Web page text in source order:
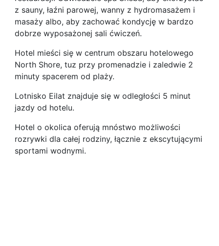
z sauny, łaźni parowej, wanny z hydromasażem i
masaży albo, aby zachować kondycję w bardzo
dobrze wyposażonej sali ćwiczeń.
Hotel mieści się w centrum obszaru hotelowego
North Shore, tuz przy promenadzie i zaledwie 2
minuty spacerem od plaży.
Lotnisko Eilat znajduje się w odległości 5 minut
jazdy od hotelu.
Hotel o okolica oferują mnóstwo możliwości
rozrywki dla całej rodziny, łącznie z ekscytującymi
sportami wodnymi.